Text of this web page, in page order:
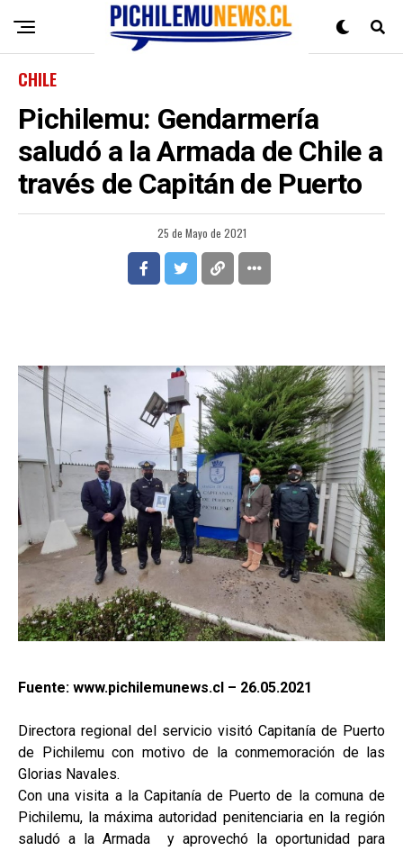
CHILE
Pichilemu: Gendarmería
saludó a la Armada de Chile a
través de Capitán de Puerto
25 de Mayo de 2021
Fuente: www.pichilemunews.cl – 26.05.2021
Directora regional del servicio visitó Capitanía de Puerto
de Pichilemu con motivo de la conmemoración de las
Glorias Navales.
Con una visita a la Capitanía de Puerto de la comuna de
Pichilemu, la máxima autoridad penitenciaria en la región
saludó a la Armada y aprovechó la oportunidad para